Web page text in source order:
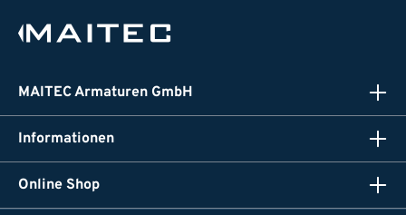
MAITEC Armaturen GmbH
Informationen
Online Shop